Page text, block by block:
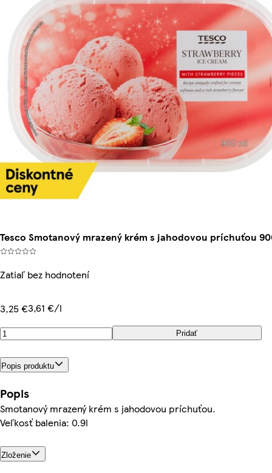
Tesco Smotanový mrazený krém s jahodovou príchuťou
Zatiaľ bez hodnotení
3,25 €3,61 €/l
Pridať
Popis produktu
Popis
Smotanový mrazený krém s jahodovou príchuťou.
Veľkosť balenia: 0.9l
Zloženie